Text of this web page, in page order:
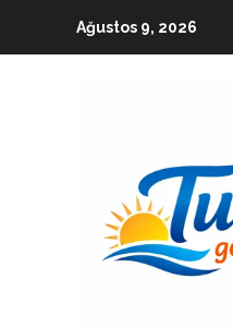
Ağustos 9, 2026